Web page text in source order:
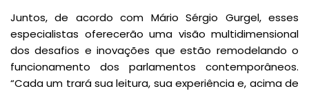
Juntos, de acordo com Mário Sérgio Gurgel, esses
especialistas oferecerão uma visão multidimensional
dos desafios e inovações que estão remodelando o
funcionamento dos parlamentos contemporâneos.
“Cada um trará sua leitura, sua experiência e, acima de